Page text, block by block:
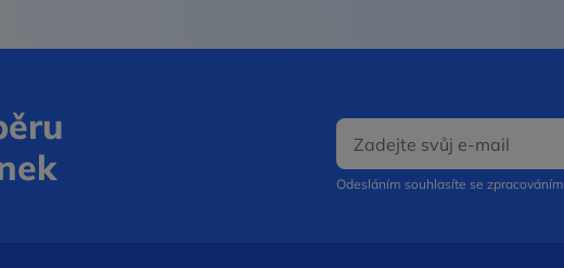
E‑mail
Odesláním souhlasíte se zpracováním